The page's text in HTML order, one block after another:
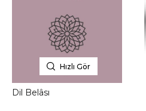
Hızlı Gör
Dil Belâsı